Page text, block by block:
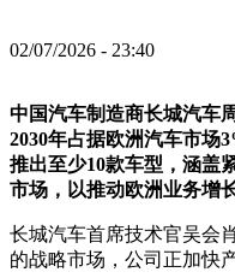
02/07/2026 - 23:40
中国汽车制造商长城汽车
2030年占据欧洲汽车市场
推出至少10款车型，涵盖
市场，以推动欧洲业务增长
长城汽车首席技术官吴会
的战略市场，公司正加快